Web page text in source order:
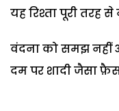
यह रिश्ता पूरी तरह
वंदना को समझ नहीं
दम पर शादी जैसा